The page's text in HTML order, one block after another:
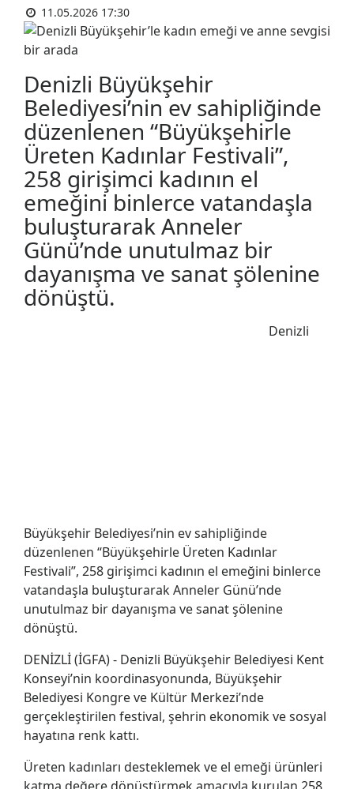
11.05.2026 17:30
Denizli Büyükşehir
Belediyesi’nin ev sahipliğinde
düzenlenen “Büyükşehirle
Üreten Kadınlar Festivali”,
258 girişimci kadının el
emeğini binlerce vatandaşla
buluşturarak Anneler
Günü’nde unutulmaz bir
dayanışma ve sanat şölenine
dönüştü.
Denizli
Büyükşehir Belediyesi’nin ev sahipliğinde
düzenlenen “Büyükşehirle Üreten Kadınlar
Festivali”, 258 girişimci kadının el emeğini binlerce
vatandaşla buluşturarak Anneler Günü’nde
unutulmaz bir dayanışma ve sanat şölenine
dönüştü.
DENİZLİ (İGFA) - Denizli Büyükşehir Belediyesi Kent
Konseyi’nin koordinasyonunda, Büyükşehir
Belediyesi Kongre ve Kültür Merkezi’nde
gerçekleştirilen festival, şehrin ekonomik ve sosyal
hayatına renk kattı.
Üreten kadınları desteklemek ve el emeği ürünleri